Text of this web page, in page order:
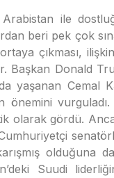
Arabistan ile
beri pek çok
çıkması,
Başkan Donald
yaşanan Cemal
önemini vurguladı.
olarak gördü.
olduğuna
Suudi